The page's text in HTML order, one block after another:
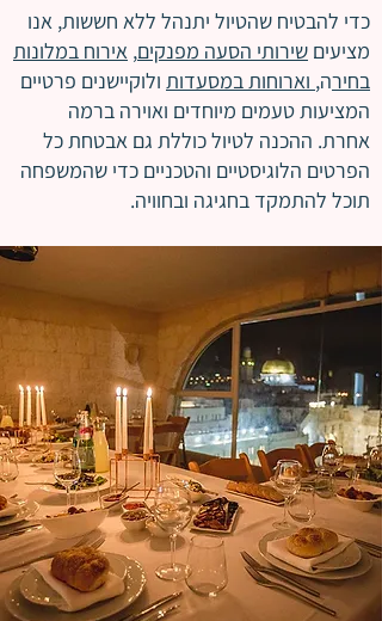
כדי להבטיח שהטיול יתנהל ללא חששות, אנו
מציעים שירותי הסעה מפנקים, אירוח במלונות
בחירה, וארוחות במסעדות ולוקיישנים פרטיים
המציעות טעמים מיוחדים ואוירה ברמה
אחרת. ההכנה לטיול כוללת גם אבטחת כל
הפרטים הלוגיסטיים והטכניים כדי שהמשפחה
תוכל להתמקד בחגיגה ובחוויה.